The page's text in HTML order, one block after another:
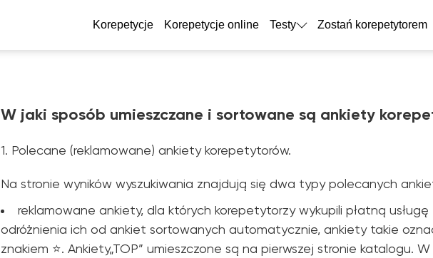
Korepetycje Korepetycje online Testy Zostań korepetytorem
W jaki sposób umieszczane i sortowane są ankiety
1. Polecane (reklamowane) ankiety korepetytorów.
Na stronie wyników wyszukiwania znajdują się dwa typy polecanych
reklamowane ankiety, dla których korepetytorzy wykupili płatną usługę
odróżnienia ich od ankiet sortowanych automatycznie, ankiety takie
znakiem ⭐. Ankiety„TOP” umieszczone są na pierwszej stronie katalogu. W